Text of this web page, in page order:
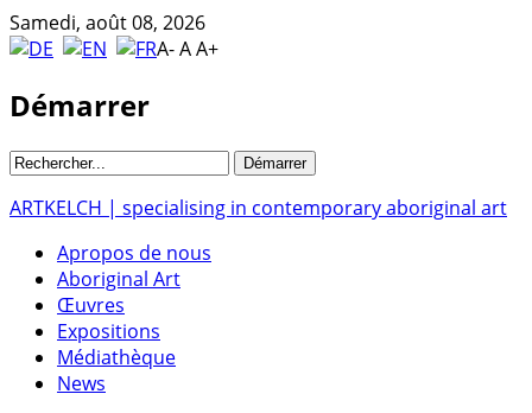
Samedi, août 08, 2026
A-AA+
Démarrer
ARTKELCH | specialising in contemporary aboriginal art
Apropos de nous
Aboriginal Art
Œuvres
Expositions
Médiathèque
News